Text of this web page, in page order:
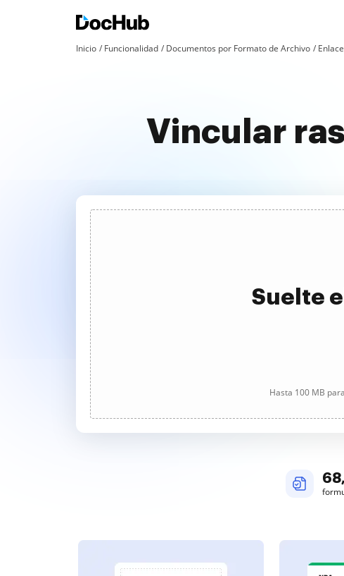
Inicio Funcionalidad Documentos por Formato de Archivo
Vincular
Suelte
Hasta 100 MB para